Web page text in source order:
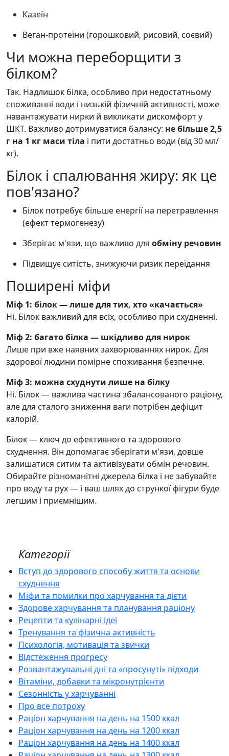
Казеїн
Веган-протеїни (горошковий, рисовий, соєвий)
Чи можна переборщити з
білком?
Так. Надлишок білка, особливо при недостатньому
споживанні води і низькій фізичній активності, може
навантажувати нирки й викликати дискомфорт у
ШКТ. Важливо дотримуватися балансу: не більше 2,5
г на 1 кг маси тіла і пити достатньо води (від 30 мл/
кг).
Білок і спалювання жиру: як це
пов'язано?
Білок потребує більше енергії на перетравлення
(ефект термогенезу)
Зберігає м'язи, що важливо для обміну речовин
Підвищує ситість, знижуючи ризик переїдання
Поширені міфи
Міф 1: білок — лише для тих, хто «качається»
Ні. Білок важливий для всіх, особливо при схудненні.
Міф 2: багато білка — шкідливо для нирок
Лише при вже наявних захворюваннях нирок. Для
здорової людини помірне споживання безпечне.
Міф 3: можна схуднути лише на білку
Ні. Білок — важлива частина збалансованого раціону,
але для сталого зниження ваги потрібен дефіцит
калорій.
Білок — ключ до ефективного та здорового
схуднення. Він допомагає зберігати м'язи, довше
залишатися ситим та активізувати обмін речовин.
Обирайте різноманітні джерела білка і не забувайте
про воду та рух — і ваш шлях до стрункої фігури буде
легшим і приємнішим.
Категорії
Вступ до здорового способу життя та основи
схуднення
Міфи та помилки про харчування та дієти
Здорове харчування та планування раціону
Рецепти та кулінарні ідеї
Тренування та фізична активність
Психологія, мотивація та звички
Відстеження прогресу
Розвантажувальні дні та «просунуті» підходи
Вітаміни, добавки та мікронутрієнти
Сезонність у харчуванні
Про все потроху
Раціон харчування на день на 1500 ккал
Раціон харчування на день на 1200 ккал
Раціон харчування на день на 1400 ккал